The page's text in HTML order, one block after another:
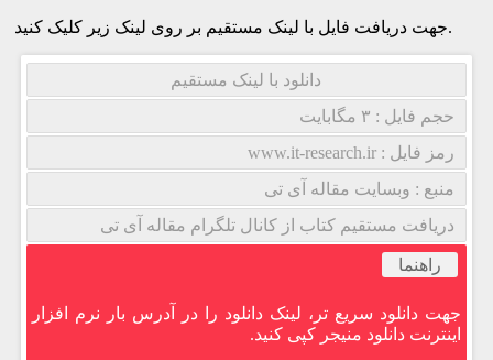
جهت دریافت فایل با لینک مستقیم بر روی لینک زیر کلیک کنید.
دانلود با لینک مستقیم
حجم فایل : ۳ مگابایت
رمز فایل : www.it-research.ir
منبع : وبسایت مقاله آی تی
دریافت مستقیم کتاب از کانال تلگرام مقاله آی تی
راهنما
جهت دانلود سریع تر، لینک دانلود را در آدرس بار نرم افزار
اینترنت دانلود منیجر کپی کنید.